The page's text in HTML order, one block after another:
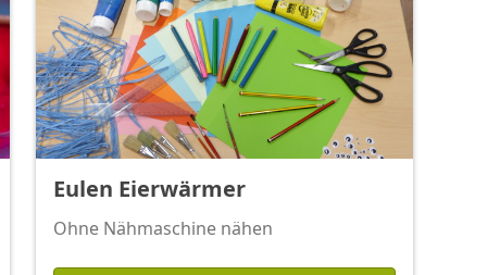
Eulen Eierwärmer
Ohne Nähmaschine nähen